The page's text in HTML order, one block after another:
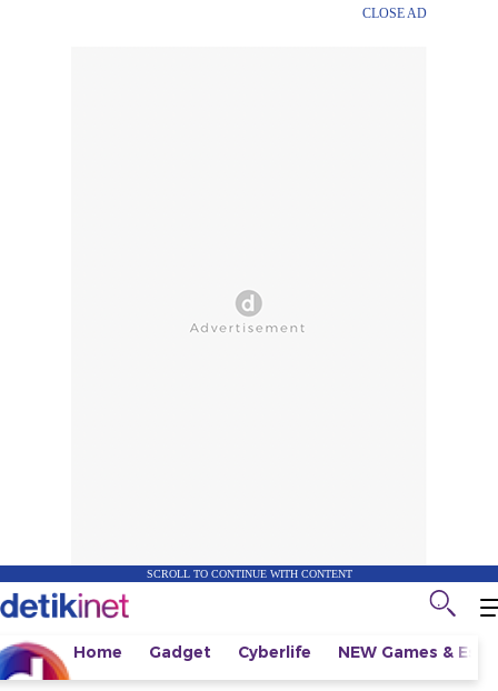
CLOSE AD
SCROLL TO CONTINUE WITH CONTENT
Home Gadget Cyberlife NEW Games &